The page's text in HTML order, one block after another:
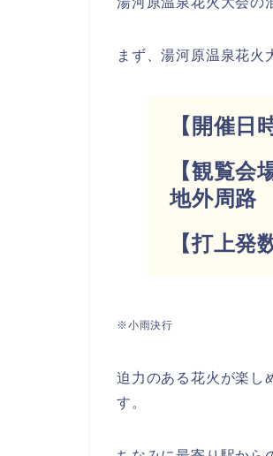
まず、湯河原温泉花火
【開催
【観覧
地外周路
【打上
※小雨決行
迫力のある花火が楽し
す。